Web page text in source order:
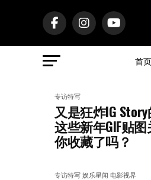
首页
专访特写
又是狂炸IG Story
这些新年GIF贴图
你收藏了吗？
专访特写 娱乐星闻 电影视界